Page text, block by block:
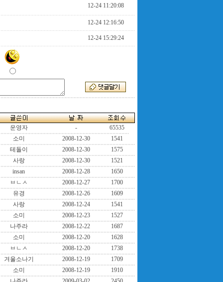
12-24 11:20:08
12-24 12:16:50
12-24 15:29:24
운영자 -
65535
소미
2008-12-30
1541
테돌이
2008-12-30
1575
사랑
2008-12-30
1521
insan
2008-12-28
1650
ㅂㄴㅅ
2008-12-27
1700
유경
2008-12-26
1609
사랑
2008-12-24
1541
소미
2008-12-23
1527
나주라
2008-12-22
1687
소미
2008-12-20
1628
ㅂㄴㅅ
2008-12-20
1738
겨울소나기
2008-12-19
1709
소미
2008-12-19
1910